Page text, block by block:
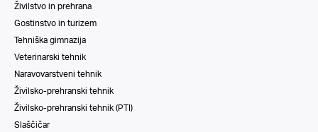
Živilstvo in prehrana
Gostinstvo in turizem
Tehniška gimnazija
Veterinarski tehnik
Naravovarstveni tehnik
Živilsko-prehranski tehnik
Živilsko-prehranski tehnik (PTI)
Slaščičar